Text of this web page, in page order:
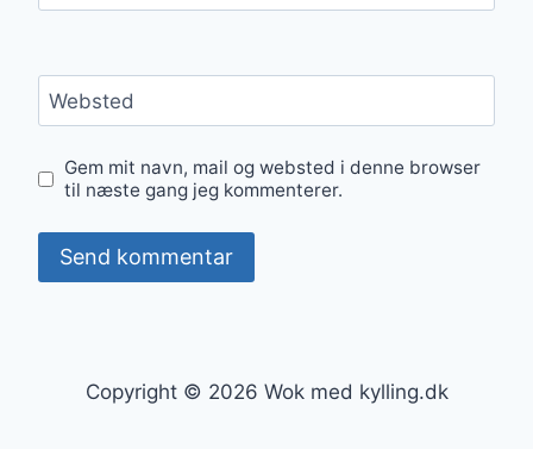
Websted
Gem mit navn, mail og websted i denne browser
til næste gang jeg kommenterer.
Copyright © 2026 Wok med kylling.dk